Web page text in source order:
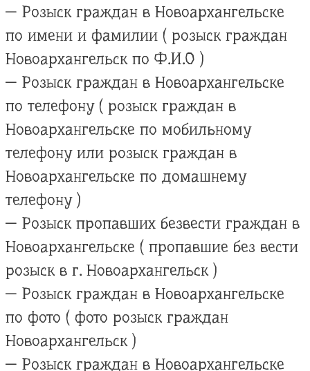
— Розыск граждан в Новоархангельске
по имени и фамилии ( розыск граждан
Новоархангельск по Ф.И.О )
— Розыск граждан в Новоархангельске
по телефону ( розыск граждан в
Новоархангельске по мобильному
телефону или розыск граждан в
Новоархангельске по домашнему
телефону )
— Розыск пропавших безвести граждан в
Новоархангельске ( пропавшие без вести
розыск в г. Новоархангельск )
— Розыск граждан в Новоархангельске
по фото ( фото розыск граждан
Новоархангельск )
— Розыск граждан в Новоархангельске